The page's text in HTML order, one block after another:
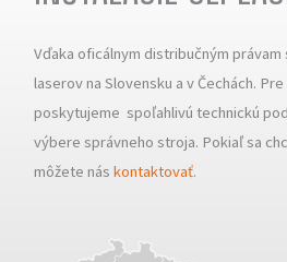
Vďaka oficálnym distribučným
laserov na Slovensku a v Čechách.
poskytujeme spoľahlivú technickú
výbere správneho stroja. Pokiaľ sa
môžete náskontaktovať.